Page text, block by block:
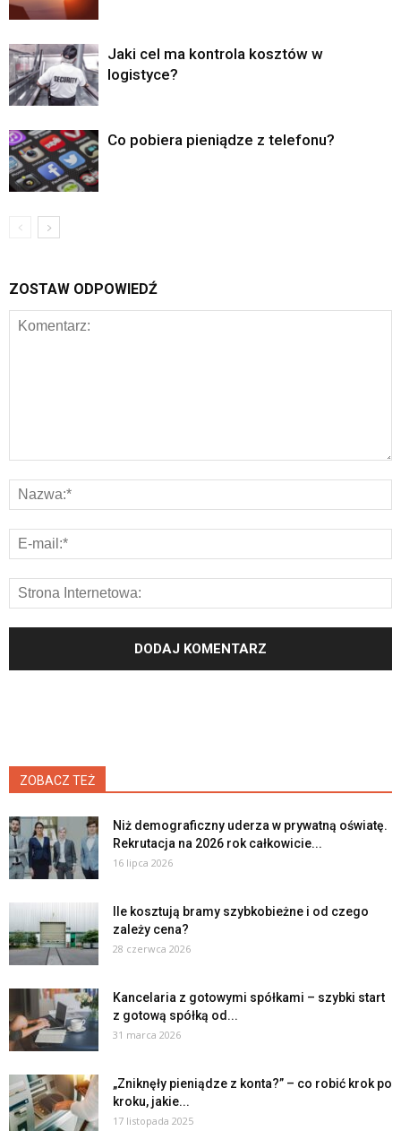
Jaki cel ma kontrola kosztów w
logistyce?
Co pobiera pieniądze z telefonu?
ZOSTAW ODPOWIEDŹ
ZOBACZ TEŻ
Niż demograficzny uderza w prywatną oświatę.
Rekrutacja na 2026 rok całkowicie...
16 lipca 2026
Ile kosztują bramy szybkobieżne i od czego
zależy cena?
28 czerwca 2026
Kancelaria z gotowymi spółkami – szybki start
z gotową spółką od...
31 marca 2026
„Zniknęły pieniądze z konta?” – co robić krok po
kroku, jakie...
17 listopada 2025